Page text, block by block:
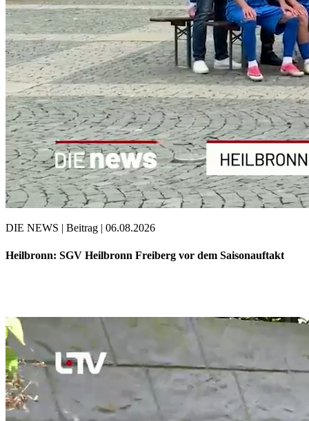
DIE NEWS | Beitrag | 06.08.2026
Heilbronn: SGV Heilbronn Freiberg vor dem Saisonauftakt